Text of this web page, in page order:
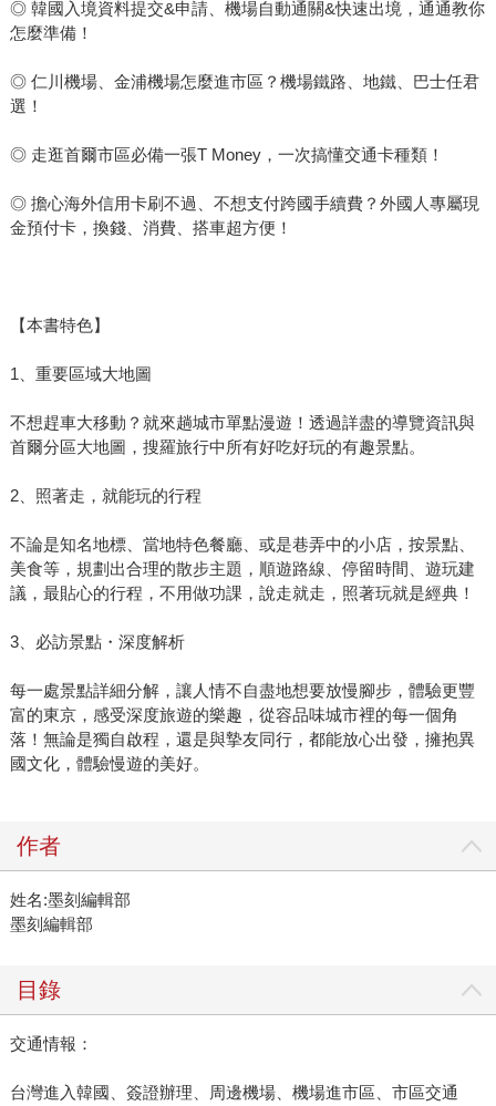
◎ 韓國入境資料提交&申請、機場自動通關&快速出境，通通教你
怎麼準備！
◎ 仁川機場、金浦機場怎麼進市區？機場鐵路、地鐵、巴士任君
選！
◎ 走逛首爾市區必備一張T Money，一次搞懂交通卡種類！
◎ 擔心海外信用卡刷不過、不想支付跨國手續費？外國人專屬現
金預付卡，換錢、消費、搭車超方便！
【本書特色】
1、重要區域大地圖
不想趕車大移動？就來趟城市單點漫遊！透過詳盡的導覽資訊與
首爾分區大地圖，搜羅旅行中所有好吃好玩的有趣景點。
2、照著走，就能玩的行程
不論是知名地標、當地特色餐廳、或是巷弄中的小店，按景點、
美食等，規劃出合理的散步主題，順遊路線、停留時間、遊玩建
議，最貼心的行程，不用做功課，說走就走，照著玩就是經典！
3、必訪景點・深度解析
每一處景點詳細分解，讓人情不自盡地想要放慢腳步，體驗更豐
富的東京，感受深度旅遊的樂趣，從容品味城市裡的每一個角
落！無論是獨自啟程，還是與摯友同行，都能放心出發，擁抱異
國文化，體驗慢遊的美好。
作者
姓名:墨刻編輯部
墨刻編輯部
目錄
交通情報：
台灣進入韓國、簽證辦理、周邊機場、機場進市區、市區交通